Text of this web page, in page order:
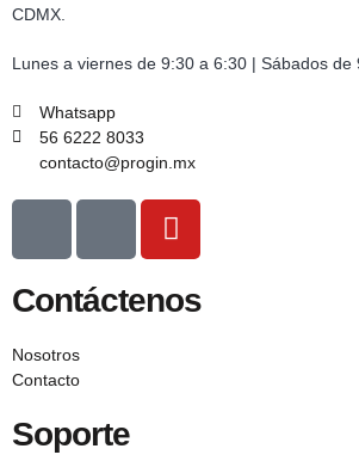
CDMX.
Lunes a viernes de 9:30 a 6:30 | Sábados de
Whatsapp
56 6222 8033
contacto@progin.mx
Contáctenos
Nosotros
Contacto
Soporte